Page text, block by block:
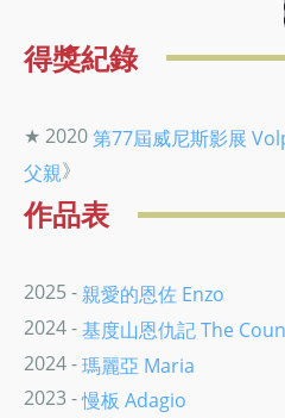
得獎紀錄
★ 2020第77屆威尼斯影展
父親》
作品表
2025 -親愛的恩佐 Enzo
2024 -基度山恩仇記 The
2024 -瑪麗亞 Maria
2023 -慢板 Adagio